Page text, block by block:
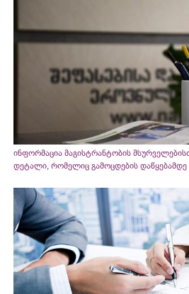
ინფორმაცია მაგისტრანტობის
დეტალი, რომელიც გამოცდების დაწყებამდე